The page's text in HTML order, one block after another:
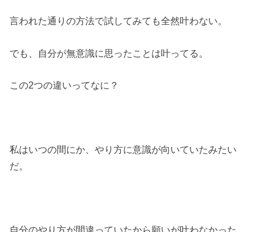
言われた通りの方法で試してみても全然叶わない。
でも、自分が無意識に思ったことは叶ってる。
この2つの違いってなに？
私はいつの間にか、やり方に意識が向いていたみたい
だ。
自分のやり方が間違っていたから願いが叶わなかった。